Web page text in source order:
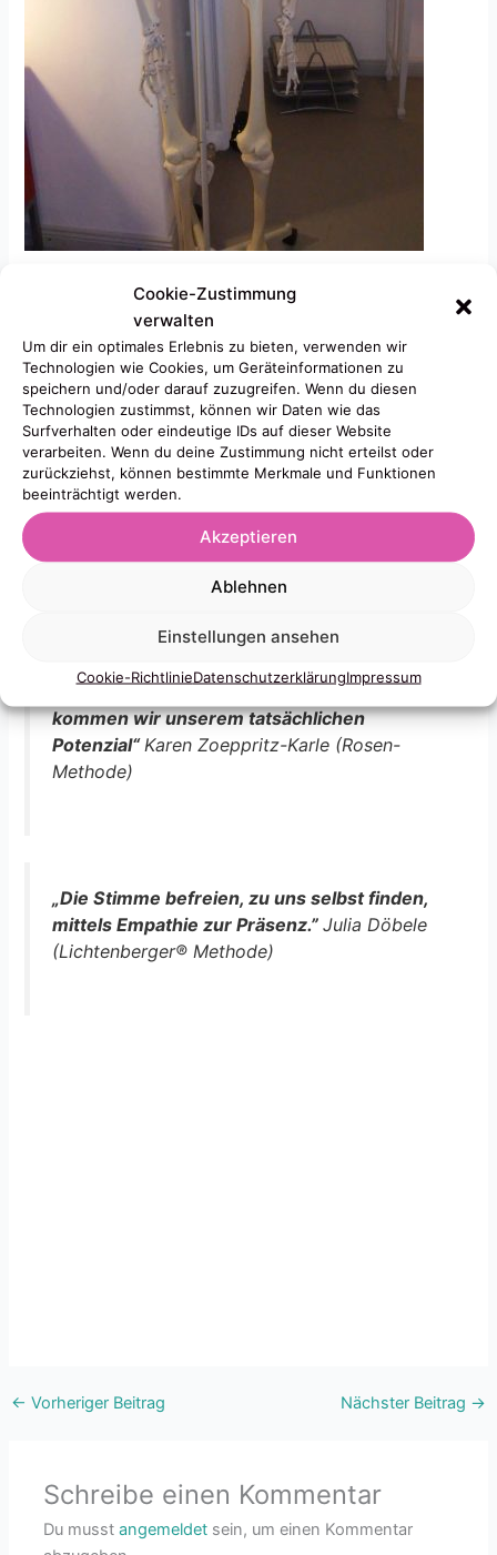
Cookie-Zustimmung
verwalten
Um dir ein optimales Erlebnis zu bieten, verwenden wir
Technologien wie Cookies, um Geräteinformationen zu
speichern und/oder darauf zuzugreifen. Wenn du diesen
Technologien zustimmst, können wir Daten wie das
Surfverhalten oder eindeutige IDs auf dieser Website
verarbeiten. Wenn du deine Zustimmung nicht erteilst oder
zurückziehst, können bestimmte Merkmale und Funktionen
beeinträchtigt werden.
Akzeptieren
Ablehnen
Einstellungen ansehen
Cookie-RichtlinieDatenschutzerklärungImpressum
Wochenendkurs für Stimmbildung und Körperarbeit
Eine Reise in das Reich der Wahrnehmung – Raum für
Entspannung Atmung Stimme Bewegung
mit Karen Zoeppritz-Karle und Julia Döblele
7. 8. März 2020
und
14. – 15. November 2020
Zeiten:
Samstag, 17:30 -20:30
Ort: Heubergstr. 16 70188 Stuttgart
Anmeldung bitte über infoÄTJulies-voice.de
Eigenwahrnehmung sind, umso näher
kommen wir unserem tatsächlichen
Potenzial“Karen Zoeppritz-Karle (Rosen-
Methode)
„Die Stimme befreien, zu uns selbst finden,
mittels Empathie zur Präsenz.”Julia Döbele
(Lichtenberger® Methode)
← Vorheriger Beitrag Nächster Beitrag →
Schreibe einen Kommentar
Du musstangemeldet sein, um einen Kommentar